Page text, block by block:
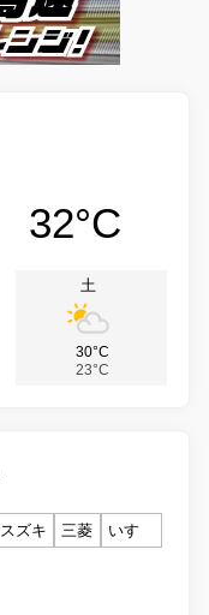
32°C
土
30°C
23°C
スズキ 三菱
いすゞ